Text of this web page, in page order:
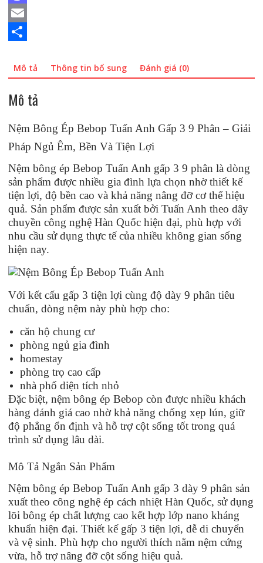
a
c
o
k
M
a
d
o
n
E
lr
e
Mô tả Thông tin bổ sung Đánh giá (0)
Mô tả
Nệm Bông Ép Bebop Tuấn Anh Gấp 3 9 Phân – Giải
Pháp Ngủ Êm, Bền Và Tiện Lợi
Nệm bông ép Bebop Tuấn Anh gấp 3 9 phân là dòng
sản phẩm được nhiều gia đình lựa chọn nhờ thiết kế
tiện lợi, độ bền cao và khả năng nâng đỡ cơ thể hiệu
quả. Sản phẩm được sản xuất bởi Tuấn Anh theo dây
chuyền công nghệ Hàn Quốc hiện đại, phù hợp với
nhu cầu sử dụng thực tế của nhiều không gian sống
hiện nay.
Với kết cấu gấp 3 tiện lợi cùng độ dày 9 phân tiêu
chuẩn, dòng nệm này phù hợp cho:
căn hộ chung cư
phòng ngủ gia đình
homestay
phòng trọ cao cấp
nhà phố diện tích nhỏ
Đặc biệt, nệm bông ép Bebop còn được nhiều khách
hàng đánh giá cao nhờ khả năng chống xẹp lún, giữ
độ phẳng ổn định và hỗ trợ cột sống tốt trong quá
trình sử dụng lâu dài.
Mô Tả Ngắn Sản Phẩm
Nệm bông ép Bebop Tuấn Anh gấp 3 dày 9 phân sản
xuất theo công nghệ ép cách nhiệt Hàn Quốc, sử dụng
lõi bông ép chất lượng cao kết hợp lớp nano kháng
khuẩn hiện đại. Thiết kế gấp 3 tiện lợi, dễ di chuyển
và vệ sinh. Phù hợp cho người thích nằm nệm cứng
vừa, hỗ trợ nâng đỡ cột sống hiệu quả.